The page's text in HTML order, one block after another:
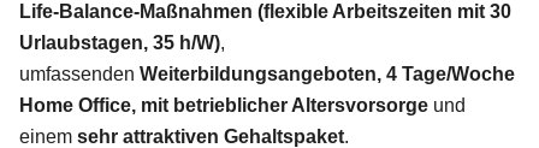
Life-Balance-Maßnahmen (flexible Arbeitszeiten mit 30
Urlaubstagen, 35 h/W),
umfassenden Weiterbildungsangeboten, 4 Tage/Woche
Home Office, mit betrieblicher Altersvorsorge und
einem sehr attraktiven Gehaltspaket.